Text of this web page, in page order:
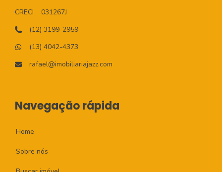
CRECI
031267J
(12) 3199-2959
(13) 4042-4373
rafael@imobiliariajazz.com
Navegação rápida
Home
Sobre nós